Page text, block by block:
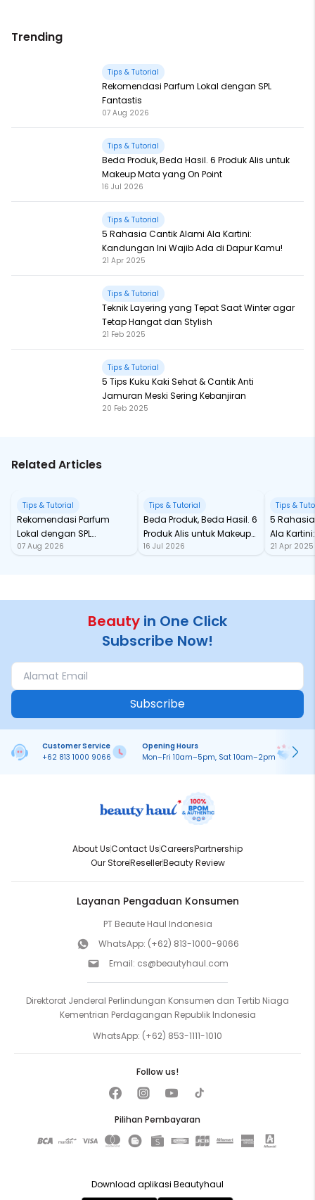
Trending
Tips & Tutorial
Rekomendasi Parfum Lokal dengan SPL
Fantastis
07 Aug 2026
Tips & Tutorial
Beda Produk, Beda Hasil. 6 Produk Alis untuk
Makeup Mata yang On Point
16 Jul 2026
Tips & Tutorial
5 Rahasia Cantik Alami Ala Kartini:
Kandungan Ini Wajib Ada di Dapur Kamu!
21 Apr 2025
Tips & Tutorial
Teknik Layering yang Tepat Saat Winter agar
Tetap Hangat dan Stylish
21 Feb 2025
Tips & Tutorial
5 Tips Kuku Kaki Sehat & Cantik Anti
Jamuran Meski Sering Kebanjiran
20 Feb 2025
Related Articles
Tips & Tutorial
Rekomendasi Parfum
Lokal dengan SPL
Fantastis
07 Aug 2026
Tips & Tutorial
Beda Produk, Beda Hasil. 6
Produk Alis untuk Makeup
Mata yang On Point
16 Jul 2026
Tips &
5
Ala
Wajib
21 Apr 2025
Beauty in One Click
Subscribe Now!
Subscribe
Customer Service
+62 813 1000 9066
Opening Hours
Mon–Fri 10am–5pm, Sat 10am–2pm
About UsContact UsCareersPartnership
Our StoreResellerBeauty Review
Layanan Pengaduan Konsumen
PT Beaute Haul Indonesia
WhatsApp: (+62) 813-1000-9066
Email: cs@beautyhaul.com
Direktorat Jenderal Perlindungan Konsumen dan Tertib Niaga
Kementrian Perdagangan Republik Indonesia
WhatsApp: (+62) 853-1111-1010
Pilihan Pembayaran
Follow us!
Download aplikasi Beautyhaul